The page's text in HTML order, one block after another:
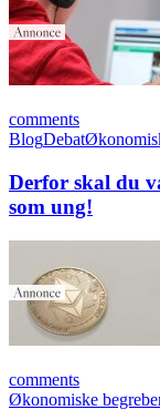
comments
BlogDebat
Derfor skal du
som ung!
comments
Økonomiske